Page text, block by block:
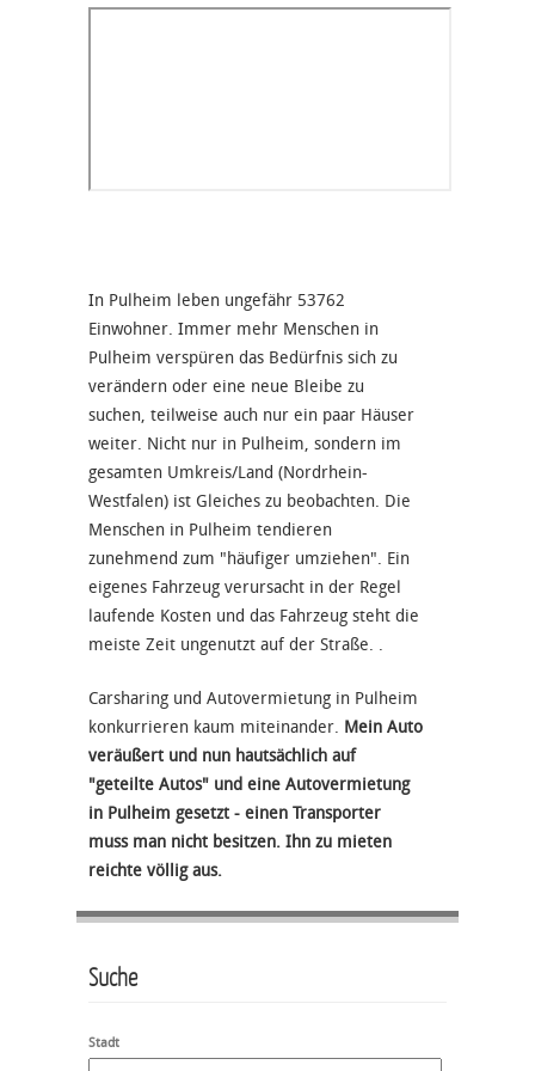
In Pulheim leben ungefähr 53762
Einwohner. Immer mehr Menschen in
Pulheim verspüren das Bedürfnis sich zu
verändern oder eine neue Bleibe zu
suchen, teilweise auch nur ein paar Häuser
weiter. Nicht nur in Pulheim, sondern im
gesamten Umkreis/Land (Nordrhein-
Westfalen) ist Gleiches zu beobachten. Die
Menschen in Pulheim tendieren
zunehmend zum "häufiger umziehen". Ein
eigenes Fahrzeug verursacht in der Regel
laufende Kosten und das Fahrzeug steht die
meiste Zeit ungenutzt auf der Straße. .
Carsharing und Autovermietung in Pulheim
konkurrieren kaum miteinander. Mein Auto
veräußert und nun hautsächlich auf
"geteilte Autos" und eine Autovermietung
in Pulheim gesetzt - einen Transporter
muss man nicht besitzen. Ihn zu mieten
reichte völlig aus.
Suche
Stadt